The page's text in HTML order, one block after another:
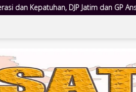
dan GP Ansor Jatim Jalin Kemitraan